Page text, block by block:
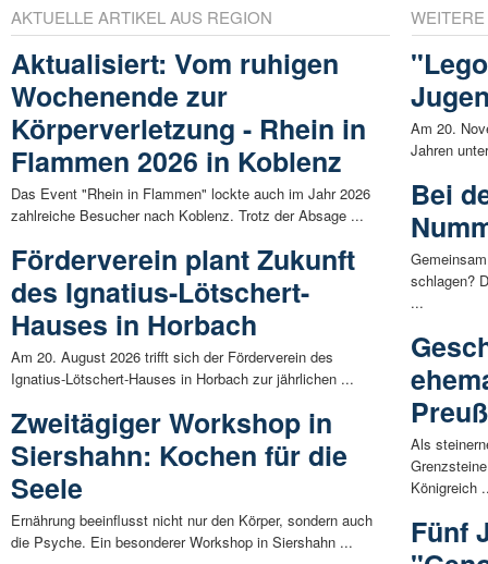
AKTUELLE ARTIKEL AUS REGION
Aktualisiert: Vom ruhigen
Wochenende zur
Körperverletzung - Rhein in
Flammen 2026 in Koblenz
Das Event "Rhein in Flammen" lockte auch im Jahr 2026
zahlreiche Besucher nach Koblenz. Trotz der Absage ...
Förderverein plant Zukunft
des Ignatius-Lötschert-
Hauses in Horbach
Am 20. August 2026 trifft sich der Förderverein des
Ignatius-Lötschert-Hauses in Horbach zur jährlichen ...
Zweitägiger Workshop in
Siershahn: Kochen für die
Seele
Ernährung beeinflusst nicht nur den Körper, sondern auch
die Psyche. Ein besonderer Workshop in Siershahn ...
Am 20.
Jahren
Bei
schlagen?
...
Als
Königreich
Fünf